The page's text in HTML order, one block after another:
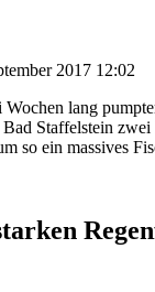
2017 12:02
Staffelstein
so ein massives